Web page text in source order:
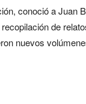
conoció a Juan
de
nuevos